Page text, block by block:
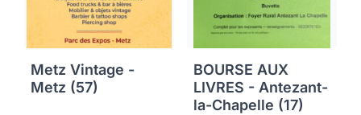
Metz Vintage -
Metz (57)
BOURSE AUX
LIVRES - Antezant-
la-Chapelle (17)